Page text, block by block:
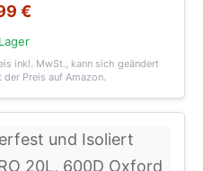
€
inkl. MwSt., kann sich geändert
Preis auf Amazon.